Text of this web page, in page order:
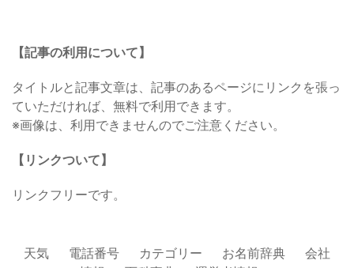
【記事の利用について】
タイトルと記事文章は、記事のあるページにリンクを張っ
ていただければ、無料で利用できます。
※画像は、利用できませんのでご注意ください。
【リンクついて】
リンクフリーです。
天気 電話番号 カテゴリー お名前辞典
会社